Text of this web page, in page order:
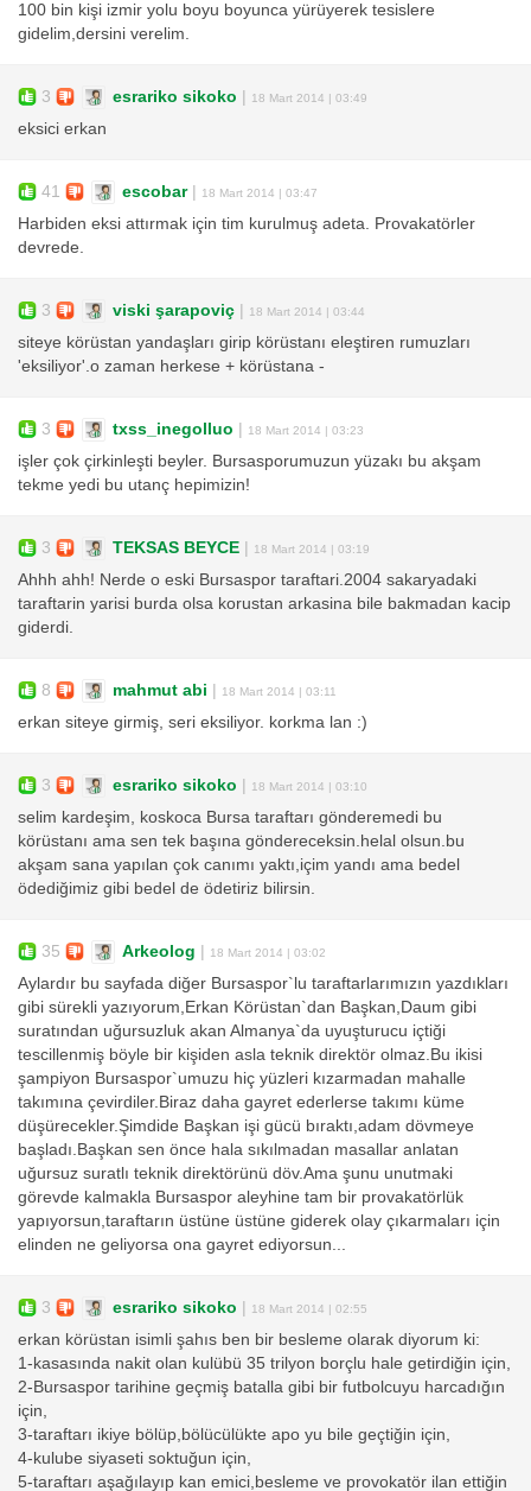
100 bin kişi izmir yolu boyu boyunca yürüyerek tesislere
gidelim,dersini verelim.
3 esrariko sikoko | 18 Mart 2014 | 03:49
eksici erkan
41 escobar| 18 Mart 2014 | 03:47
Harbiden eksi attırmak için tim kurulmuş adeta. Provakatörler
devrede.
3 viski şarapoviç | 18 Mart 2014 | 03:44
siteye körüstan yandaşları girip körüstanı eleştiren rumuzları
'eksiliyor'.o zaman herkese + körüstana -
3 txss_inegolluo | 18 Mart 2014 | 03:23
işler çok çirkinleşti beyler. Bursasporumuzun yüzakı bu akşam
tekme yedi bu utanç hepimizin!
3 TEKSAS BEYCE | 18 Mart 2014 | 03:19
Ahhh ahh! Nerde o eski Bursaspor taraftari.2004 sakaryadaki
taraftarin yarisi burda olsa korustan arkasina bile bakmadan kacip
giderdi.
8 mahmut abi | 18 Mart 2014 | 03:11
erkan siteye girmiş, seri eksiliyor. korkma lan :)
3 esrariko sikoko | 18 Mart 2014 | 03:10
selim kardeşim, koskoca Bursa taraftarı gönderemedi bu
körüstanı ama sen tek başına göndereceksin.helal olsun.bu
akşam sana yapılan çok canımı yaktı,içim yandı ama bedel
ödediğimiz gibi bedel de ödetiriz bilirsin.
35 Arkeolog | 18 Mart 2014 | 03:02
Aylardır bu sayfada diğer Bursaspor`lu taraftarlarımızın yazdıkları
gibi sürekli yazıyorum,Erkan Körüstan`dan Başkan,Daum gibi
suratından uğursuzluk akan Almanya`da uyuşturucu içtiği
tescillenmiş böyle bir kişiden asla teknik direktör olmaz.Bu ikisi
şampiyon Bursaspor`umuzu hiç yüzleri kızarmadan mahalle
takımına çevirdiler.Biraz daha gayret ederlerse takımı küme
düşürecekler.Şimdide Başkan işi gücü bıraktı,adam dövmeye
başladı.Başkan sen önce hala sıkılmadan masallar anlatan
uğursuz suratlı teknik direktörünü döv.Ama şunu unutmaki
görevde kalmakla Bursaspor aleyhine tam bir provakatörlük
yapıyorsun,taraftarın üstüne üstüne giderek olay çıkarmaları için
elinden ne geliyorsa ona gayret ediyorsun...
3 esrariko sikoko | 18 Mart 2014 | 02:55
erkan körüstan isimli şahıs ben bir besleme olarak diyorum ki:
1-kasasında nakit olan kulübü 35 trilyon borçlu hale getirdiğin için,
2-Bursaspor tarihine geçmiş batalla gibi bir futbolcuyu harcadığın
için,
3-taraftarı ikiye bölüp,bölücülükte apo yu bile geçtiğin için,
4-kulube siyaseti soktuğun için,
5-taraftarı aşağılayıp kan emici,besleme ve provokatör ilan ettiğin